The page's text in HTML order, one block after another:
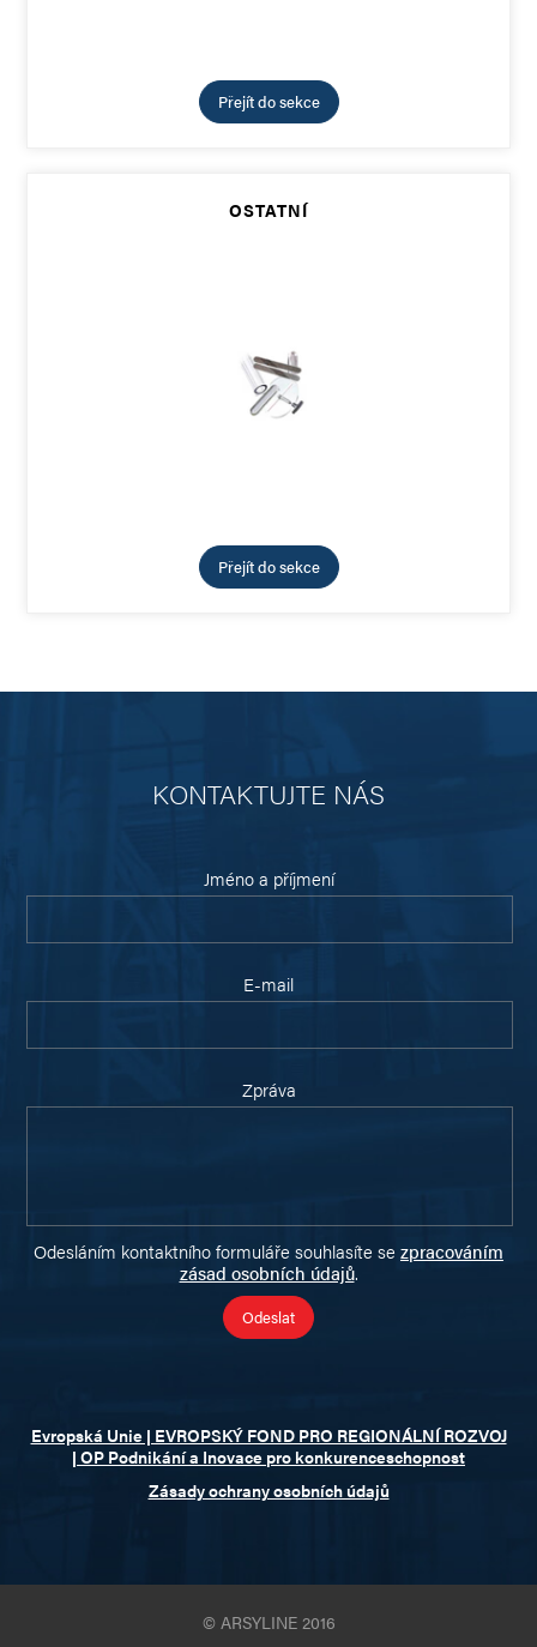
Přejít do sekce
OSTATNÍ
Přejít do sekce
KONTAKTUJTE NÁS
Jméno a příjmení
E-mail
Zpráva
Odesláním kontaktního formuláře souhlasíte se zpracováním
zásad osobních údajů.
Evropská Unie | EVROPSKÝ FOND PRO REGIONÁLNÍ ROZVOJ
| OP Podnikání a Inovace pro konkurenceschopnost
Zásady ochrany osobních údajů
© ARSYLINE 2016